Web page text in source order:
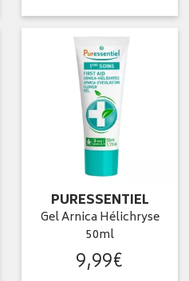
PURESSENTIEL
Gel Arnica Hélichryse
50ml
9,99€